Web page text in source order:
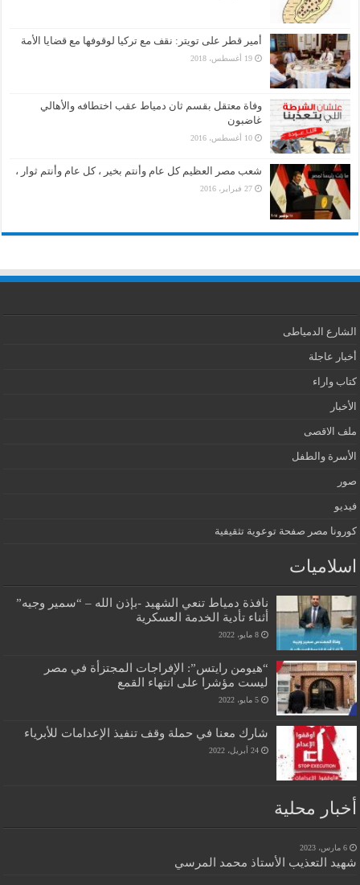
أمير قطر على تويتر: نقف مع تركيا لوقوفها مع قضايا الأمة
19 أغسطس، 2018
وفاة معتقل بقسم ثان دمياط عقب اختطافه والأهالي
غاضبون
10 أغسطس، 2016
شعب مصر العظيم كل عام وأنتم بخير ، كل عام وأنتم ثوار ،
27 فبراير، 2016
الشارع الدمياطى
أخبار عاجلة
كتاب واراء
الأخبار
ملف الاقصى
الأسرة والطفل
صور
فيديو
كورونا مصر صفحة توعوية تثقيفية
اسلاميات
نافذة دمياط تنعي الشهيد -بإذن الله – “سمير وجيه”
أثناء تأدية الخدمة العسكرية
8 مايو، 2022
“هيومن رايتس”: الإفراجات المجتزأة في مصر
ليست مؤشرا على انتهاء القمع
5 مايو، 2022
شارك معنا في حملة وقف تنفيذ الإعدامات للأبرياء
24 أبريل، 2022
أخبار محلية
6 مارس، 2023
شهيد التعذيب الأستاذ محمد المرسي